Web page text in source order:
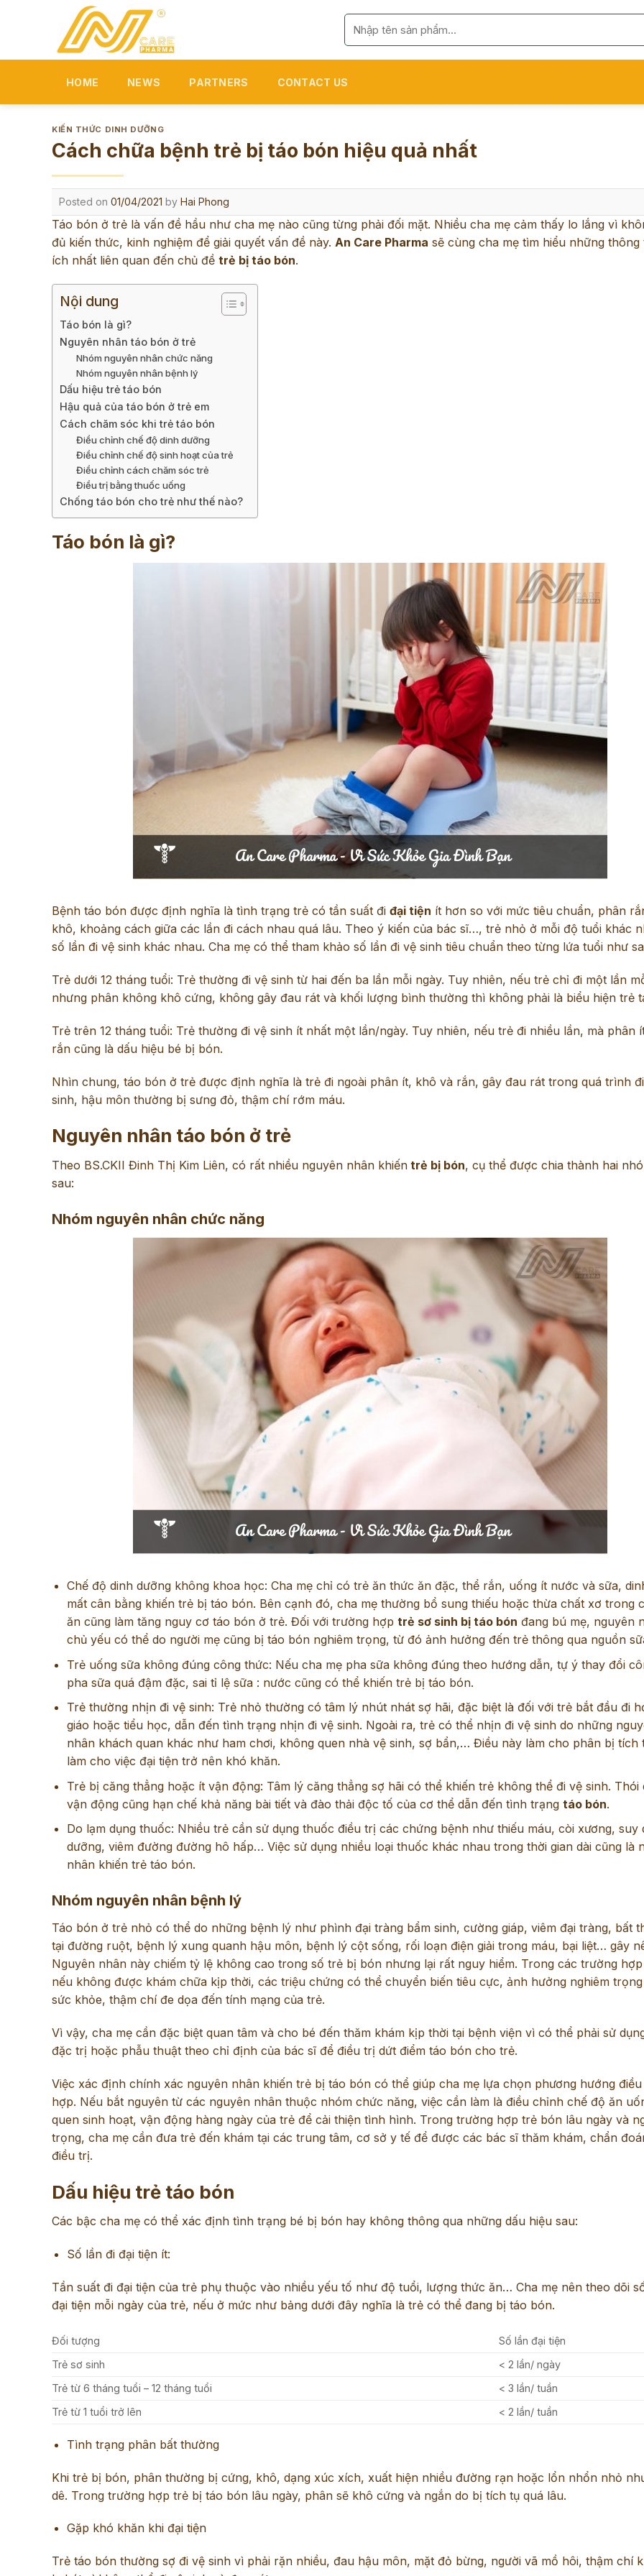
Search
for:
HOME NEWS PARTNERS CONTACT US
KIẾN THỨC DINH DƯỠNG
Cách chữa bệnh trẻ bị táo bón hiệu quả nhất
Posted on 01/04/2021 by Hai Phong
Táo bón ở trẻ là vấn đề hầu như cha mẹ nào cũng từng phải đối mặt. Nhiều cha mẹ cảm thấy lo lắng vì
đủ kiến thức, kinh nghiệm để giải quyết vấn đề này. An Care Pharma sẽ cùng cha mẹ tìm hiểu những thông
ích nhất liên quan đến chủ đề trẻ bị táo bón.
Nội dung
Táo bón là gì?
Nguyên nhân táo bón ở trẻ
Nhóm nguyên nhân chức năng
Nhóm nguyên nhân bệnh lý
Dấu hiệu trẻ táo bón
Hậu quả của táo bón ở trẻ em
Cách chăm sóc khi trẻ táo bón
Điều chỉnh chế độ dinh dưỡng
Điều chỉnh chế độ sinh hoạt của trẻ
Điều chỉnh cách chăm sóc trẻ
Điều trị bằng thuốc uống
Chống táo bón cho trẻ như thế nào?
Táo bón là gì?
Bệnh táo bón được định nghĩa là tình trạng trẻ có tần suất đi đại tiện ít hơn so với mức tiêu chuẩn, phân
khô, khoảng cách giữa các lần đi cách nhau quá lâu. Theo ý kiến của bác sĩ…, trẻ nhỏ ở mỗi độ tuổi khác
số lần đi vệ sinh khác nhau. Cha mẹ có thể tham khảo số lần đi vệ sinh tiêu chuẩn theo từng lứa tuổi như
Trẻ dưới 12 tháng tuổi: Trẻ thường đi vệ sinh từ hai đến ba lần mỗi ngày. Tuy nhiên, nếu trẻ chỉ đi một lần
nhưng phân không khô cứng, không gây đau rát và khối lượng bình thường thì không phải là biểu hiện trẻ
Trẻ trên 12 tháng tuổi: Trẻ thường đi vệ sinh ít nhất một lần/ngày. Tuy nhiên, nếu trẻ đi nhiều lần, mà phân
rắn cũng là dấu hiệu bé bị bón.
Nhìn chung, táo bón ở trẻ được định nghĩa là trẻ đi ngoài phân ít, khô và rắn, gây đau rát trong quá trình
sinh, hậu môn thường bị sưng đỏ, thậm chí rớm máu.
Nguyên nhân táo bón ở trẻ
Theo BS.CKII Đinh Thị Kim Liên, có rất nhiều nguyên nhân khiến trẻ bị bón, cụ thể được chia thành hai
sau:
Nhóm nguyên nhân chức năng
Chế độ dinh dưỡng không khoa học: Cha mẹ chỉ có trẻ ăn thức ăn đặc, thể rắn, uống ít nước và sữa,
mất cân bằng khiến trẻ bị táo bón. Bên cạnh đó, cha mẹ thường bổ sung thiếu hoặc thừa chất xơ trong
ăn cũng làm tăng nguy cơ táo bón ở trẻ. Đối với trường hợp trẻ sơ sinh bị táo bón đang bú mẹ, nguyên
chủ yếu có thể do người mẹ cũng bị táo bón nghiêm trọng, từ đó ảnh hưởng đến trẻ thông qua nguồn
Trẻ uống sữa không đúng công thức: Nếu cha mẹ pha sữa không đúng theo hướng dẫn, tự ý thay đổi
pha sữa quá đậm đặc, sai tỉ lệ sữa : nước cũng có thể khiến trẻ bị táo bón.
Trẻ thường nhịn đi vệ sinh: Trẻ nhỏ thường có tâm lý nhút nhát sợ hãi, đặc biệt là đối với trẻ bắt đầu đi
giáo hoặc tiểu học, dẫn đến tình trạng nhịn đi vệ sinh. Ngoài ra, trẻ có thể nhịn đi vệ sinh do những
nhân khách quan khác như ham chơi, không quen nhà vệ sinh, sợ bẩn,… Điều này làm cho phân bị tích
làm cho việc đại tiện trở nên khó khăn.
Trẻ bị căng thẳng hoặc ít vận động: Tâm lý căng thẳng sợ hãi có thể khiến trẻ không thể đi vệ sinh. Thói
vận động cũng hạn chế khả năng bài tiết và đào thải độc tố của cơ thể dẫn đến tình trạng táo bón.
Do lạm dụng thuốc: Nhiều trẻ cần sử dụng thuốc điều trị các chứng bệnh như thiếu máu, còi xương, suy
dưỡng, viêm đường đường hô hấp… Việc sử dụng nhiều loại thuốc khác nhau trong thời gian dài cũng là
nhân khiến trẻ táo bón.
Nhóm nguyên nhân bệnh lý
Táo bón ở trẻ nhỏ có thể do những bệnh lý như phình đại tràng bẩm sinh, cường giáp, viêm đại tràng, bất
tại đường ruột, bệnh lý xung quanh hậu môn, bệnh lý cột sống, rối loạn điện giải trong máu, bại liệt… gây
Nguyên nhân này chiếm tỷ lệ không cao trong số trẻ bị bón nhưng lại rất nguy hiểm. Trong các trường
nếu không được khám chữa kịp thời, các triệu chứng có thể chuyển biến tiêu cực, ảnh hưởng nghiêm
sức khỏe, thậm chí đe dọa đến tính mạng của trẻ.
Vì vậy, cha mẹ cần đặc biệt quan tâm và cho bé đến thăm khám kịp thời tại bệnh viện vì có thể phải sử
đặc trị hoặc phẫu thuật theo chỉ định của bác sĩ để điều trị dứt điểm táo bón cho trẻ.
Việc xác định chính xác nguyên nhân khiến trẻ bị táo bón có thể giúp cha mẹ lựa chọn phương hướng
hợp. Nếu bắt nguyên từ các nguyên nhân thuộc nhóm chức năng, việc cần làm là điều chỉnh chế độ ăn
quen sinh hoạt, vận động hàng ngày của trẻ để cải thiện tình hình. Trong trường hợp trẻ bón lâu ngày và
trọng, cha mẹ cần đưa trẻ đến khám tại các trung tâm, cơ sở y tế để được các bác sĩ thăm khám, chẩn
điều trị.
Dấu hiệu trẻ táo bón
Các bậc cha mẹ có thể xác định tình trạng bé bị bón hay không thông qua những dấu hiệu sau:
Số lần đi đại tiện ít:
Tần suất đi đại tiện của trẻ phụ thuộc vào nhiều yếu tố như độ tuổi, lượng thức ăn… Cha mẹ nên theo dõi
đại tiện mỗi ngày của trẻ, nếu ở mức như bảng dưới đây nghĩa là trẻ có thể đang bị táo bón.
Đối tượng
Số lần đại tiện
Trẻ sơ sinh
< 2 lần/ ngày
Trẻ từ 6 tháng tuổi – 12 tháng tuổi
< 3 lần/ tuần
Trẻ từ 1 tuổi trở lên
< 2 lần/ tuần
Tình trạng phân bất thường
Khi trẻ bị bón, phân thường bị cứng, khô, dạng xúc xích, xuất hiện nhiều đường rạn hoặc lổn nhổn nhỏ
dê. Trong trường hợp trẻ bị táo bón lâu ngày, phân sẽ khô cứng và ngắn do bị tích tụ quá lâu.
Gặp khó khăn khi đại tiện
Trẻ táo bón thường sợ đi vệ sinh vì phải rặn nhiều, đau hậu môn, mặt đỏ bừng, người vã mồ hôi, thậm chí